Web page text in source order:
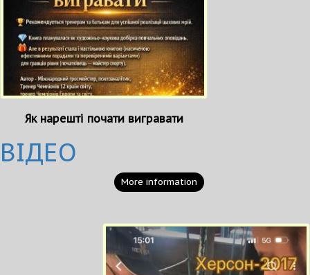
Як нарешті почати вигравати
ВІДЕО
More information